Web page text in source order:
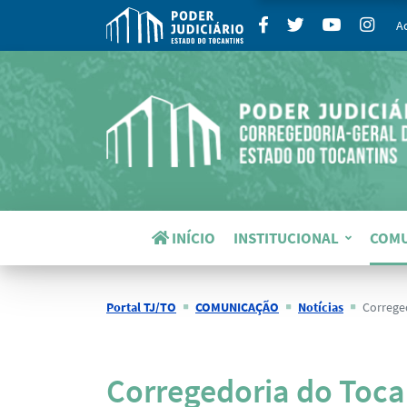
para
FacebookTwitter Youtube
INÍCIO INSTITUCIONAL
Portal TJ/TO COMUNICAÇÃO Notícias Corregedoria
Notícias
Corregedoria do